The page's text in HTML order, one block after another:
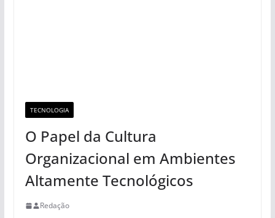
TECNOLOGIA
O Papel da Cultura
Organizacional em Ambientes
Altamente Tecnológicos
Redação